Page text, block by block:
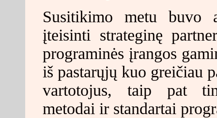
Susitikimo metu buvo
įteisinti strateginę
programinės įrangos
iš pastarųjų kuo greičiau
vartotojus, taip pat
metodai ir standartai